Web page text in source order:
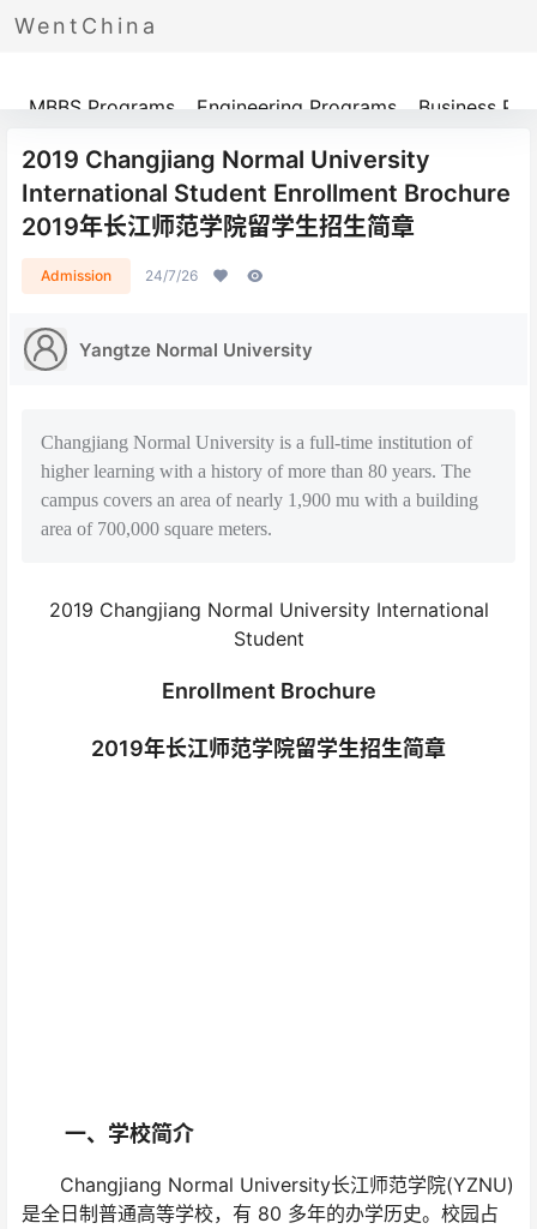
WentChina
Programs
MBBS Programs Engineering Programs Business
2019 Changjiang Normal University
International Student Enrollment Brochure
2019年长江师范学院留学生招生简章
Admission 24/7/26
Yangtze Normal University
Changjiang Normal University is a full-time institution of
higher learning with a history of more than 80 years. The
campus covers an area of nearly 1,900 mu with a building
area of 700,000 square meters.
2019 Changjiang Normal University International
Student
Enrollment Brochure
2019年长江师范学院留学生招生简章
一、学校简介
Changjiang Normal University长江师范学院(YZNU)
是全日制普通高等学校，有 80 多年的办学历史。校园占